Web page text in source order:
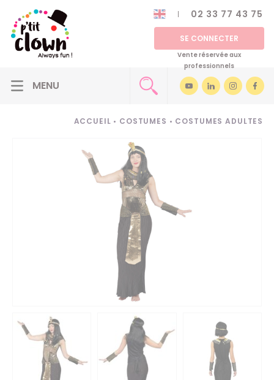
02 33 77 43 75
SE CONNECTER
Vente réservée aux
professionnels
ACCUEIL • COSTUMES • COSTUMES ADULTES